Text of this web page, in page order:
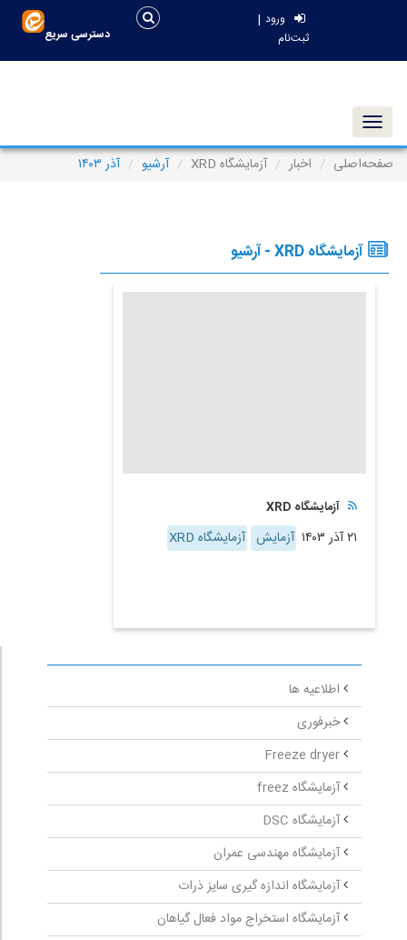
ورود |
ثبت‌نام دسترسی سریع
Toggle navigation
صفحه‌اصلی
اخبار آزمایشگاه XRD آرشیو آذر ۱۴۰۳
آزمایشگاه XRD - آرشیو
آزمایشگاه XRD
۲۱ آذر ۱۴۰۳ آزمایش آزمایشگاه XRD
اطلاعیه ها
خبرفوری
Freeze dryer
آزمایشگاه freez
آزمایشگاه DSC
آزمایشگاه مهندسی عمران
آزمایشگاه اندازه گیری سایز ذرات
آزمایشگاه استخراج مواد فعال گیاهان